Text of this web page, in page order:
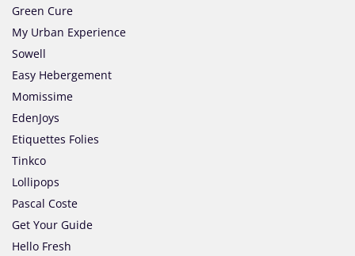
Green Cure
My Urban Experience
Sowell
Easy Hebergement
Momissime
EdenJoys
Etiquettes Folies
Tinkco
Lollipops
Pascal Coste
Get Your Guide
Hello Fresh